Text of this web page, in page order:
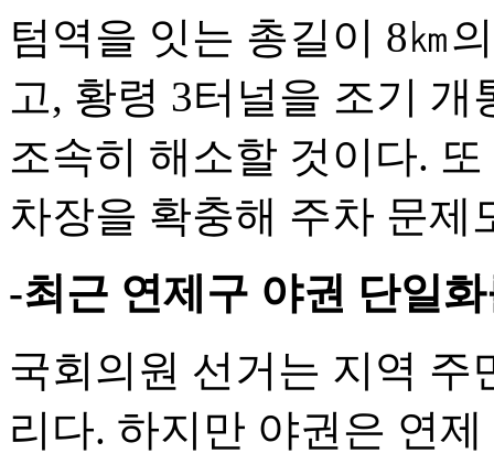
텀역을 잇는 총길이 8㎞
고, 황령 3터널을 조기
조속히 해소할 것이다.
차장을 확충해 주차 문제
-최근 연제구 야권 단일
국회의원 선거는 지역 주
리다. 하지만 야권은 연